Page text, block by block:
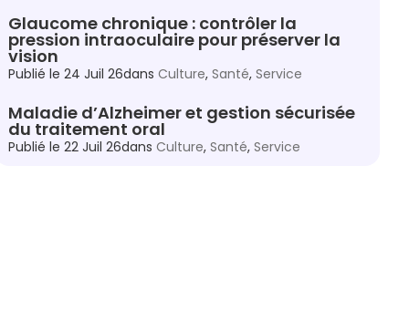
Glaucome chronique : contrôler la
pression intraoculaire pour préserver la
vision
Publié le 24 Juil 26dans Culture, Santé, Service
Maladie d’Alzheimer et gestion sécurisée
du traitement oral
Publié le 22 Juil 26dans Culture, Santé, Service